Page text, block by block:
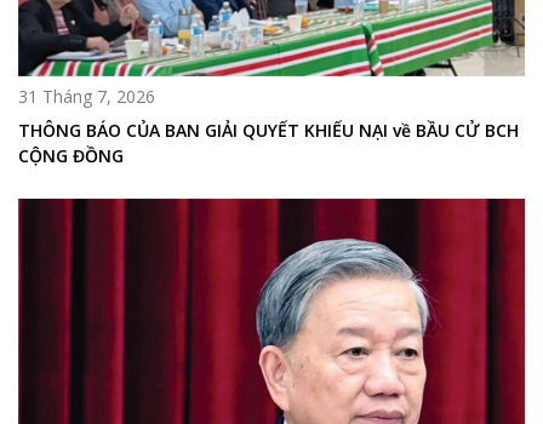
31 Tháng 7, 2026
THÔNG BÁO CỦA BAN GIẢI QUYẾT KHIẾU NẠI về BẦU CỬ BCH
CỘNG ĐỒNG